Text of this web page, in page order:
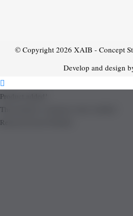
© Copyright 2026 XAIB - Concept
Develop and design
Product added!
The product is already in the wishlist!
Removed from Wishlist